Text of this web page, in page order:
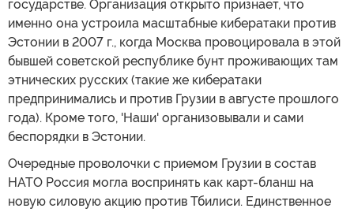
государстве. Организация открыто признает, что
именно она устроила масштабные кибератаки против
Эстонии в 2007 г., когда Москва провоцировала в этой
бывшей советской республике бунт проживающих там
этнических русских (такие же кибератаки
предпринимались и против Грузии в августе прошлого
года). Кроме того, 'Наши' организовывали и сами
беспорядки в Эстонии.
Очередные проволочки с приемом Грузии в состав
НАТО Россия могла воспринять как карт-бланш на
новую силовую акцию против Тбилиси. Единственное